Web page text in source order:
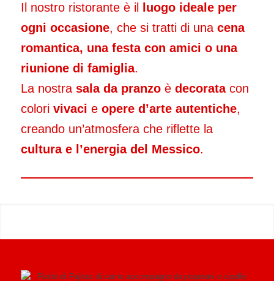
Il nostro ristorante è il
luogo ideale per
ogni occasione, che si tratti di unacena
romantica, una festa con amici o una
riunione di famiglia.
La nostra sala da pranzoè decoratacon
colori vivaci e opere d’arte autentiche,
creando un’atmosfera che riflette la
cultura e l’energia del Messico.